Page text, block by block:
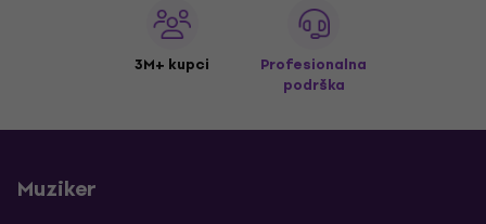
3M+ kupci
Profesionalna
podrška
Muziker